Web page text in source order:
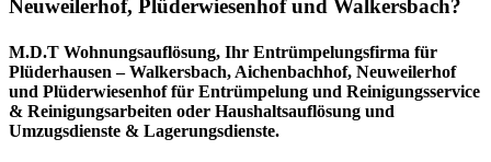
Neuweilerhof, Plüderwiesenhof und Walkersbach?
M.D.T Wohnungsauflösung, Ihr Entrümpelungsfirma für
Plüderhausen – Walkersbach, Aichenbachhof, Neuweilerhof
und Plüderwiesenhof für Entrümpelung und Reinigungsservice
& Reinigungsarbeiten oder Haushaltsauflösung und
Umzugsdienste & Lagerungsdienste.